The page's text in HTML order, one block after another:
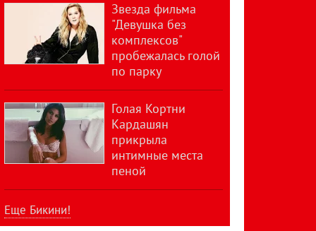
Звезда фильма
"Девушка без
комплексов"
пробежалась голой
по парку
Голая Кортни
Кардашян
прикрыла
интимные места
пеной
Еще Бикини!